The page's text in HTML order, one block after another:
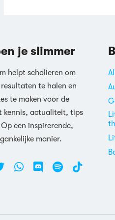
je slimmer
helpt scholieren om
te halen en
te maken voor de
kennis, actualiteit, tips
een inspirerende,
manier.